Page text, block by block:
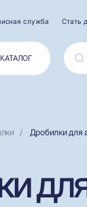
служба Стать
КАТАЛОГ
Дробилки для